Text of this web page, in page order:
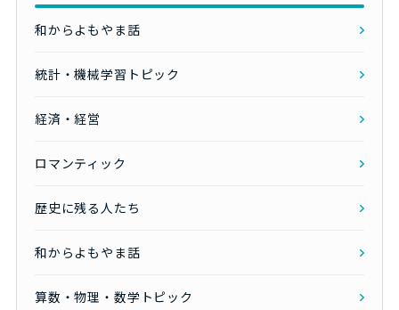
和からよもやま話
統計・機械学習トピック
経済・経営
ロマンティック
歴史に残る人たち
和からよもやま話
算数・物理・数学トピック